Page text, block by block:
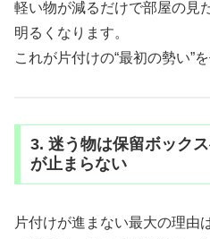
軽い物が減るだけで部屋の見
明るくなります。
これが片付けの“最初の勢い”
3. 迷う物は保留ボック
が止まらない
片付けが進まない最大の理由